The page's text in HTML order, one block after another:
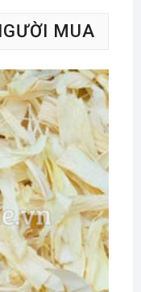
MUA